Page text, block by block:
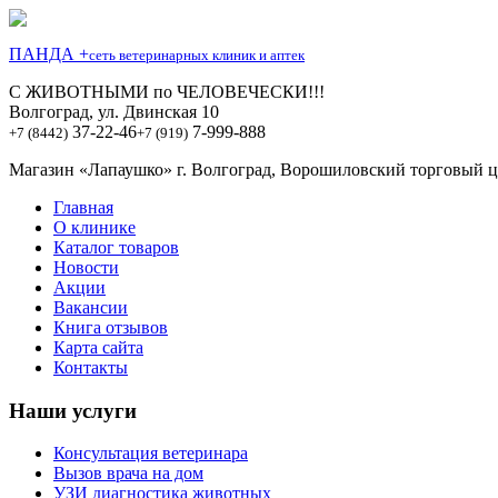
ПАНДА +сеть ветеринарных клиник и аптек
С ЖИВОТНЫМИ по ЧЕЛОВЕЧЕСКИ!!!
Волгоград, ул. Двинская 10
+7 (8442) 37-22-46+7 (919) 7-999-888
Магазин «Лапаушко» г. Волгоград, Ворошиловский торговый
Главная
О клинике
Каталог товаров
Новости
Акции
Вакансии
Книга отзывов
Карта сайта
Контакты
Наши услуги
Консультация ветеринара
Вызов врача на дом
УЗИ диагностика животных